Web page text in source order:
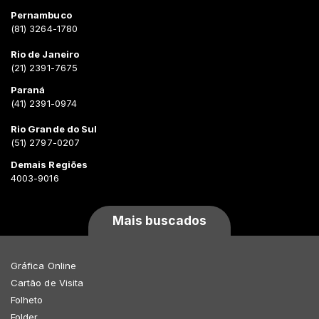
Pernambuco
(81) 3264-1780
Rio de Janeiro
(21) 2391-7675
Paraná
(41) 2391-0974
Rio Grande do Sul
(51) 2797-0207
Demais Regiões
4003-9016
Mais buscados
Gráfica Online
Cartão de Visita
Folheto
Folder